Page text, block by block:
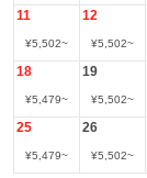
11
¥5,502~
12
¥5,502~
18
¥5,479~
19
¥5,502~
25
¥5,479~
26
¥5,502~